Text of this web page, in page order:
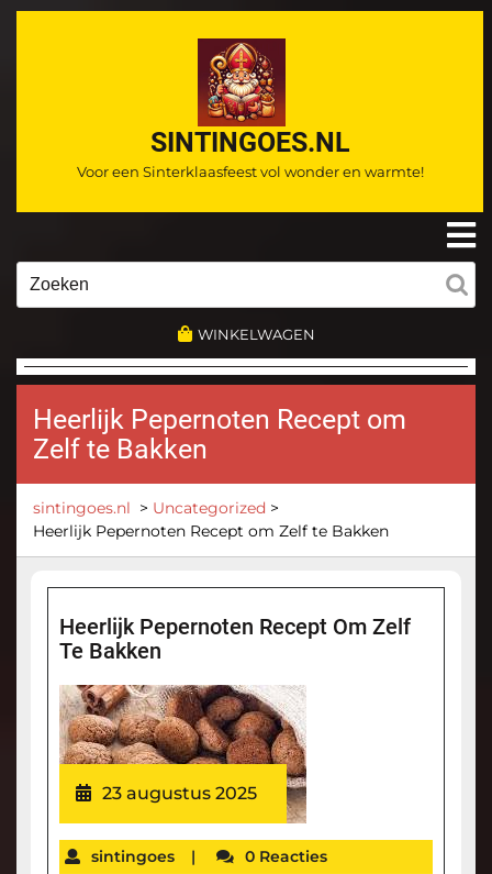
Ga
SINTINGOES.NL
Voor een Sinterklaasfeest vol wonder en warmte!
WINKELWAGEN
Heerlijk Pepernoten Recept om
Zelf te Bakken
sintingoes.nl > Uncategorized >
Heerlijk Pepernoten Recept om Zelf te Bakken
Heerlijk Pepernoten Recept Om Zelf
Te Bakken
23 augustus 2025
sintingoes | 0 Reacties